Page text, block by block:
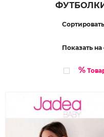
Показать на
%